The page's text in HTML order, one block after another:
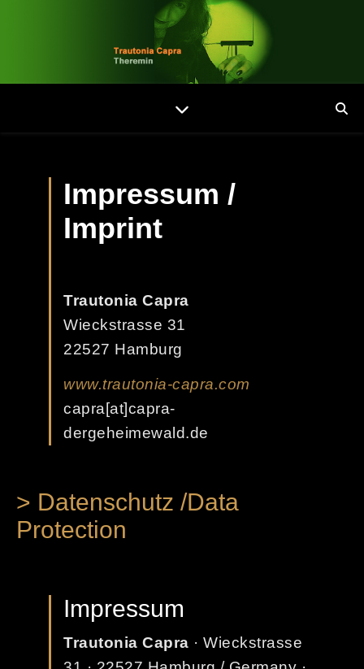
Impressum /
Imprint
Trautonia Capra
Wieckstrasse 31
22527 Hamburg
www.trautonia-capra.com
capra[at]capra-
dergeheimewald.de
> Datenschutz /Data
Protection
Impressum
Trautonia Capra · Wieckstrasse